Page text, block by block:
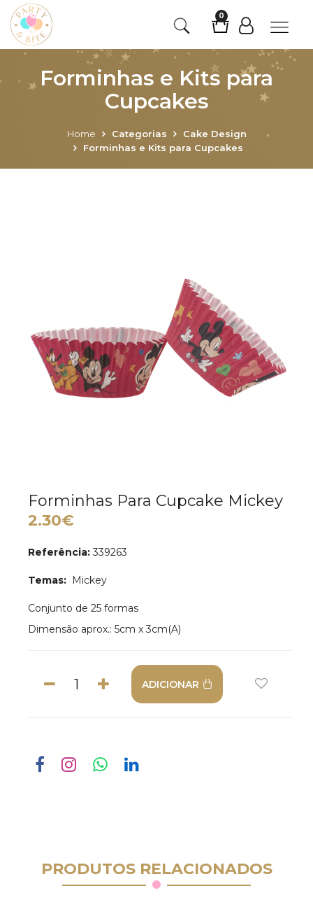
0
Forminhas e Kits para
Cupcakes
Home Categorias
Cake Design
Forminhas e Kits para Cupcakes
Forminhas Para Cupcake Mickey
2.30€
Referência:339263
Temas: Mickey
Conjunto de 25 formas
Dimensão aprox.: 5cm x 3cm(A)
ADICIONAR
PRODUTOS RELACIONADOS